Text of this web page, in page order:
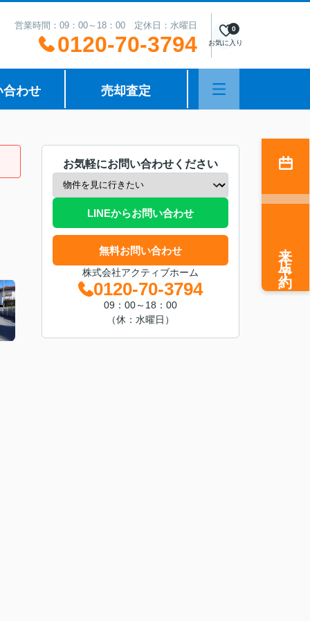
営業時間：09：00～18：00 定休日：水曜日
0120-70-3794 お気に入り
0
合わせ 売却査定
お気軽にお問い合わせください
LINEからお問い合わせ
無料お問い合わせ
株式会社アクティブホーム
0120-70-3794
09：00～18：00
（休：水曜日）
来店予約